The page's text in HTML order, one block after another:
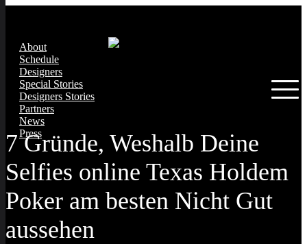
About
Schedule
Designers
Special Stories
Designers Stories
Partners
News
Press
7 Gründe, Weshalb Deine
Selfies online Texas Holdem
Poker am besten Nicht Gut
aussehen